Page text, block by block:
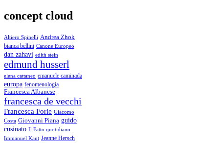
concept cloud
Altiero Spinelli Andrea Zhok
bianca bellini Canone Europeo
dan zahavi edith stein
edmund husserl
elena cattaneo emanuele caminada
europa fenomenologia
Francesca Albanese
francesca de vecchi
Francesca Forle Giacomo
Costa Giovanni Piana guido
cusinato Il Fatto quotidiano
Immanuel Kant Jeanne Hersch